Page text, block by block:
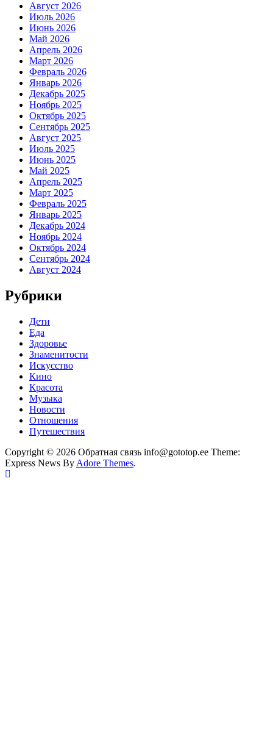
Август 2026
Июль 2026
Июнь 2026
Май 2026
Апрель 2026
Март 2026
Февраль 2026
Январь 2026
Декабрь 2025
Ноябрь 2025
Октябрь 2025
Сентябрь 2025
Август 2025
Июль 2025
Июнь 2025
Май 2025
Апрель 2025
Март 2025
Февраль 2025
Январь 2025
Декабрь 2024
Ноябрь 2024
Октябрь 2024
Сентябрь 2024
Август 2024
Рубрики
Дети
Еда
Здоровье
Знаменитости
Искусство
Кино
Красота
Музыка
Новости
Отношения
Путешествия
Copyright © 2026 Обратная связь info@gototop.ee Theme:
Express News By Adore Themes.